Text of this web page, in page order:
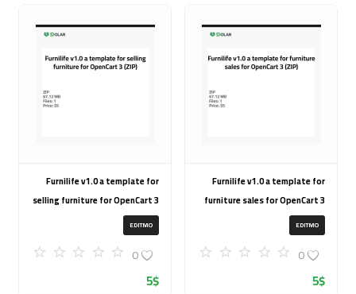
Furnilife v1.0 a template for
furniture sales for OpenCart 3
(ZIP)
EDITMO
0
5$
Furnilife v1.0 a template for
selling furniture for OpenCart 3
(ZIP)
EDITMO
0
5$